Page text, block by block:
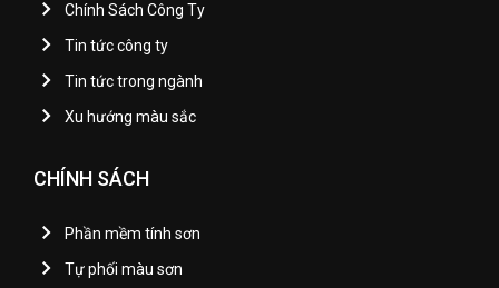
Chính Sách Công Ty
Tin tức công ty
Tin tức trong ngành
Xu hướng màu sắc
CHÍNH SÁCH
Phần mềm tính sơn
Tự phối màu sơn